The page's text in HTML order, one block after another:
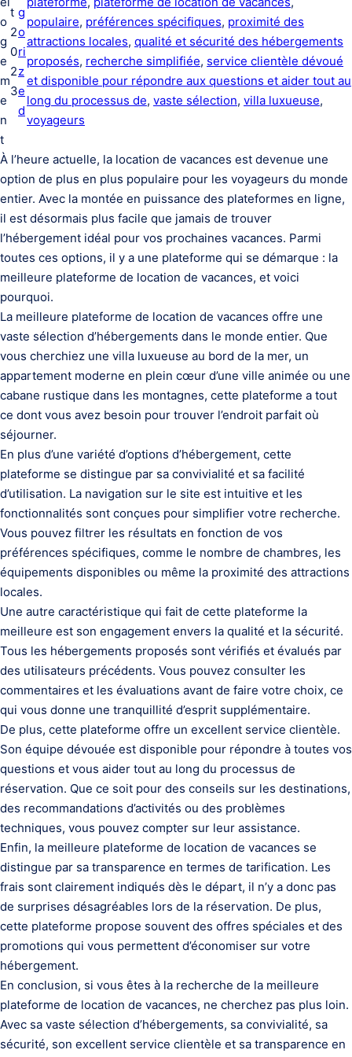
o
g
e
m
e
n
t
t
2
0
2
3
g
o
ri
z
e
d
populaire, préférences spécifiques, proximité des
attractions locales, qualité et sécurité des hébergements
proposés, recherche simplifiée, service clientèle dévoué
et disponible pour répondre aux questions et aider tout au
long du processus de, vaste sélection, villa luxueuse
voyageurs
À l’heure actuelle, la location de vacances est devenue une
option de plus en plus populaire pour les voyageurs du monde
entier. Avec la montée en puissance des plateformes en ligne,
il est désormais plus facile que jamais de trouver
l’hébergement idéal pour vos prochaines vacances. Parmi
toutes ces options, il y a une plateforme qui se démarque : la
meilleure plateforme de location de vacances, et voici
pourquoi.
La meilleure plateforme de location de vacances offre une
vaste sélection d’hébergements dans le monde entier. Que
vous cherchiez une villa luxueuse au bord de la mer, un
appartement moderne en plein cœur d’une ville animée ou une
cabane rustique dans les montagnes, cette plateforme a tout
ce dont vous avez besoin pour trouver l’endroit parfait où
séjourner.
En plus d’une variété d’options d’hébergement, cette
plateforme se distingue par sa convivialité et sa facilité
d’utilisation. La navigation sur le site est intuitive et les
fonctionnalités sont conçues pour simplifier votre recherche.
Vous pouvez filtrer les résultats en fonction de vos
préférences spécifiques, comme le nombre de chambres, les
équipements disponibles ou même la proximité des attractions
locales.
Une autre caractéristique qui fait de cette plateforme la
meilleure est son engagement envers la qualité et la sécurité.
Tous les hébergements proposés sont vérifiés et évalués par
des utilisateurs précédents. Vous pouvez consulter les
commentaires et les évaluations avant de faire votre choix, ce
qui vous donne une tranquillité d’esprit supplémentaire.
De plus, cette plateforme offre un excellent service clientèle.
Son équipe dévouée est disponible pour répondre à toutes vos
questions et vous aider tout au long du processus de
réservation. Que ce soit pour des conseils sur les destinations,
des recommandations d’activités ou des problèmes
techniques, vous pouvez compter sur leur assistance.
Enfin, la meilleure plateforme de location de vacances se
distingue par sa transparence en termes de tarification. Les
frais sont clairement indiqués dès le départ, il n’y a donc pas
de surprises désagréables lors de la réservation. De plus,
cette plateforme propose souvent des offres spéciales et des
promotions qui vous permettent d’économiser sur votre
hébergement.
En conclusion, si vous êtes à la recherche de la meilleure
plateforme de location de vacances, ne cherchez pas plus loin.
Avec sa vaste sélection d’hébergements, sa convivialité, sa
sécurité, son excellent service clientèle et sa transparence en